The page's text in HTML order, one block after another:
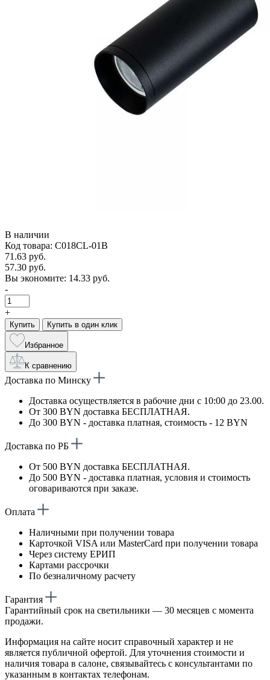
В наличии
Код товара: C018CL-01B
71.63 руб.
57.30 руб.
Вы экономите: 14.33 руб.
-
+
Купить Купить в один клик
Избранное
К сравнению
Доставка по Минску
Доставка осуществляется в рабочие дни с 10:00 до 23.00.
От 300 BYN доставка БЕСПЛАТНАЯ.
До 300 BYN - доставка платная, стоимость - 12 BYN
Доставка по РБ
От 500 BYN доставка БЕСПЛАТНАЯ.
До 500 BYN - доставка платная, условия и стоимость
оговариваются при заказе.
Оплата
Наличными при получении товара
Карточкой VISA или MasterCard при получении товара
Через систему ЕРИП
Картами рассрочки
По безналичному расчету
Гарантия
Гарантийный срок на светильники — 30 месяцев с момента
продажи.
Информация на сайте носит справочный характер и не
является публичной офертой. Для уточнения стоимости и
наличия товара в салоне, связывайтесь с консультантами по
указанным в контактах телефонам.